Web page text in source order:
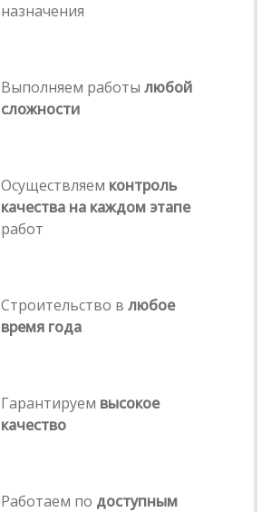
назначения
Выполняем работы любой
сложности
Осуществляем контроль
качества на каждом этапе
работ
Строительство в любое
время года
Гарантируем высокое
качество
Работаем по доступным